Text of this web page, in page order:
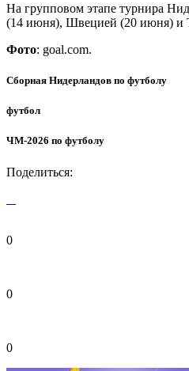
На групповом этапе турнира
(14 июня), Швецией (20 июня) и
Фото: goal.com.
Сборная Нидерландов по футболу
футбол
ЧМ-2026 по футболу
Поделиться:
0
0
0